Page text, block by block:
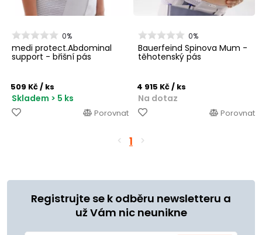
0%
medi protect.Abdominal
support - břišní pás
509 Kč/ ks
Skladem > 5 ks
Porovnat
0%
Bauerfeind Spinova Mum -
těhotenský pás
4 915 Kč/ ks
Na dotaz
Porovnat
1
Registrujte se k odběru newsletteru a
už Vám nic neunikne